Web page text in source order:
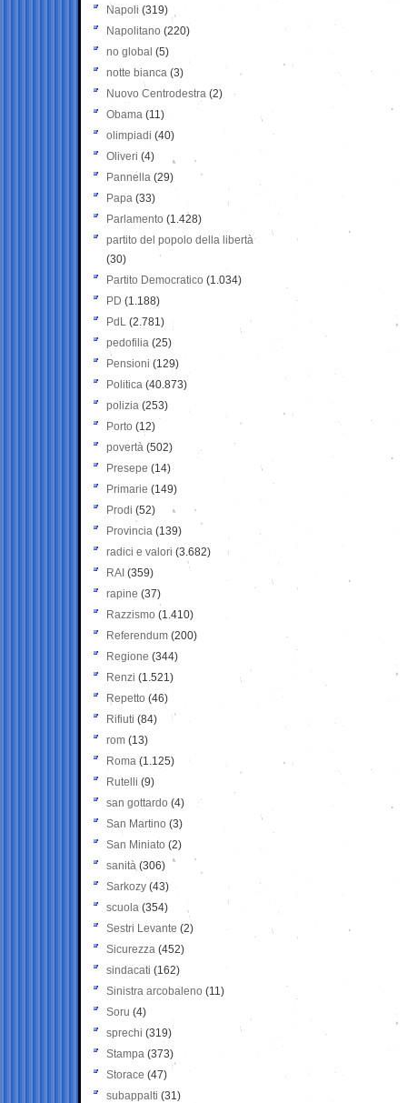
Napoli (319)
Napolitano (220)
no global (5)
notte bianca (3)
Nuovo Centrodestra (2)
Obama (11)
olimpiadi (40)
Oliveri (4)
Pannella (29)
Papa (33)
Parlamento (1.428)
partito del popolo della libertà
(30)
Partito Democratico (1.034)
PD (1.188)
PdL (2.781)
pedofilia (25)
Pensioni (129)
Politica (40.873)
polizia (253)
Porto (12)
povertà (502)
Presepe (14)
Primarie (149)
Prodi (52)
Provincia (139)
radici e valori (3.682)
RAI (359)
rapine (37)
Razzismo (1.410)
Referendum (200)
Regione (344)
Renzi (1.521)
Repetto (46)
Rifiuti (84)
rom (13)
Roma (1.125)
Rutelli (9)
san gottardo (4)
San Martino (3)
San Miniato (2)
sanità (306)
Sarkozy (43)
scuola (354)
Sestri Levante (2)
Sicurezza (452)
sindacati (162)
Sinistra arcobaleno (11)
Soru (4)
sprechi (319)
Stampa (373)
Storace (47)
subappalti (31)